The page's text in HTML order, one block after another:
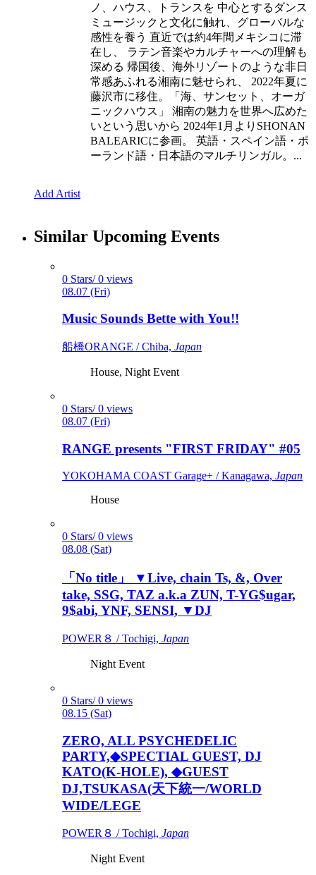
ノ、ハウス、トランスを 中心とするダンス
ミュージックと文化に触れ、グローバルな
感性を養う 直近では約4年間メキシコに滞
在し、 ラテン音楽やカルチャーへの理解も
深める 帰国後、海外リゾートのような非日
常感あふれる湘南に魅せられ、 2022年夏に
藤沢市に移住。「海、サンセット、オーガ
ニックハウス」 湘南の魅力を世界へ広めた
いという思いから 2024年1月よりSHONAN
BALEARICに参画。 英語・スペイン語・ポ
ーランド語・日本語のマルチリンガル。...
Add Artist
Similar Upcoming Events
0 Stars/ 0 views
08.07 (Fri)
Music Sounds Bette with You!!
船橋ORANGE / Chiba, Japan
House, Night Event
0 Stars/ 0 views
08.07 (Fri)
RANGE presents "FIRST FRIDAY" #05
YOKOHAMA COAST Garage+ / Kanagawa, Japan
House
0 Stars/ 0 views
08.08 (Sat)
「No title」 ▼Live, chain Ts, &, Over
take, SSG, TAZ a.k.a ZUN, T-YG$ugar,
9$abi, YNF, SENSI, ▼DJ
POWER８ / Tochigi, Japan
Night Event
0 Stars/ 0 views
08.15 (Sat)
ZERO, ALL PSYCHEDELIC
PARTY,◆SPECTIAL GUEST, DJ
KATO(K-HOLE), ◆GUEST
DJ,TSUKASA(天下統一/WORLD
WIDE/LEGE
POWER８ / Tochigi, Japan
Night Event